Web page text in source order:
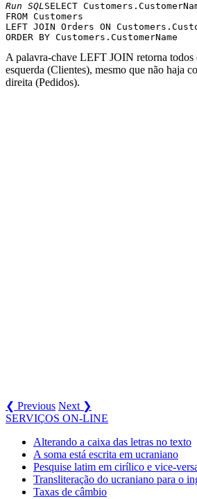
Run SQLSELECT
FROM Customers
LEFT JOIN Orders ON
A palavra-chave LEFT JOIN retorna todos
esquerda (Clientes), mesmo que não haja
direita (Pedidos).
❮ Previous Next ❯
SERVIÇOS ON-LINE
Alterando a caixa das letras no texto
A soma está escrita em ucraniano
Pesquise latim em cirílico e vice-
Transliteração do ucraniano para o
Taxas de câmbio